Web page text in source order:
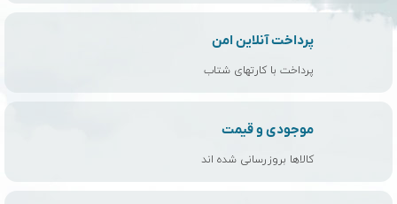
پرداخت آنلاین امن
پرداخت با کارتهای شتاب
موجودی و قیمت
کالاها بروزرسانی شده اند